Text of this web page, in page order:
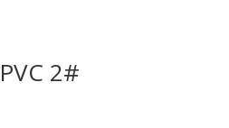
2#